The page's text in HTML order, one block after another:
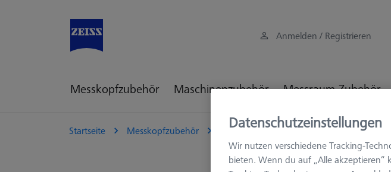
Anmelden / Registrieren
Messkopfzubehör Maschinenzubehör Messraum-Zubehör
Startseite Messkopfzubehör KMG Taster M5 Zylindertaster
Datenschutzeinstellungen
Wir nutzen verschiedene Tracking-
bieten. Wenn du auf „Alle